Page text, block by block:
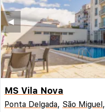
◀︎
MS Vila Nova
Ponta Delgada, São Miguel,